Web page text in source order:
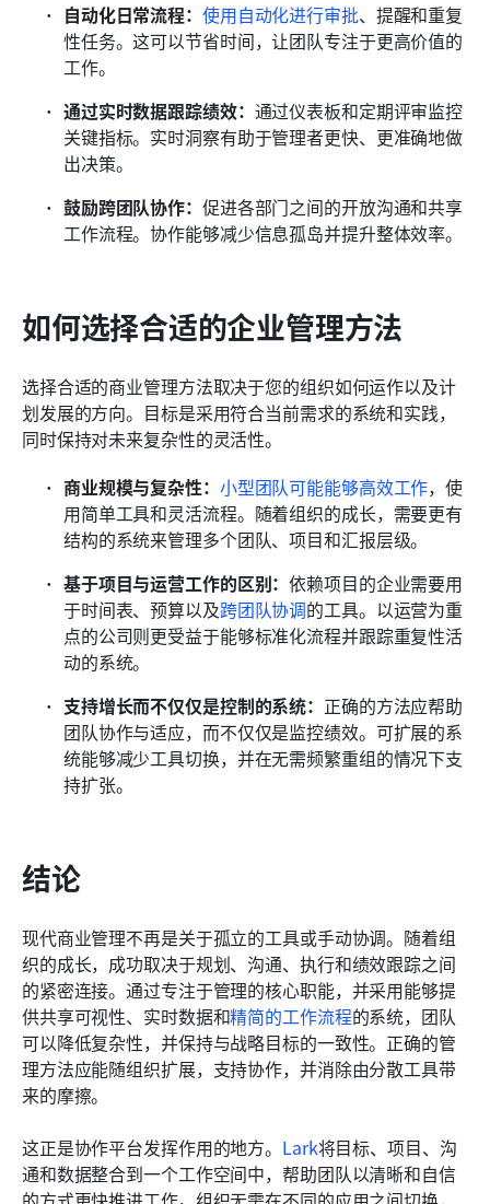
自动化日常流程： 使用自动化进行审批、提醒和重复
性任务。这可以节省时间，让团队专注于更高价值的
工作。
通过实时数据跟踪绩效： 通过仪表板和定期评审监控
关键指标。实时洞察有助于管理者更快、更准确地做
出决策。
鼓励跨团队协作： 促进各部门之间的开放沟通和共享
工作流程。协作能够减少信息孤岛并提升整体效率。
如何选择合适的企业管理方法
选择合适的商业管理方法取决于您的组织如何运作以及计
划发展的方向。目标是采用符合当前需求的系统和实践，
同时保持对未来复杂性的灵活性。
商业规模与复杂性： 小型团队可能能够高效工作，使
用简单工具和灵活流程。随着组织的成长，需要更有
结构的系统来管理多个团队、项目和汇报层级。
基于项目与运营工作的区别：依赖项目的企业需要用
于时间表、预算以及跨团队协调的工具。以运营为重
点的公司则更受益于能够标准化流程并跟踪重复性活
动的系统。
支持增长而不仅仅是控制的系统： 正确的方法应帮助
团队协作与适应，而不仅仅是监控绩效。可扩展的系
统能够减少工具切换，并在无需频繁重组的情况下支
持扩张。
结论
现代商业管理不再是关于孤立的工具或手动协调。随着组
织的成长，成功取决于规划、沟通、执行和绩效跟踪之间
的紧密连接。通过专注于管理的核心职能，并采用能够提
供共享可视性、实时数据和精简的工作流程的系统，团队
可以降低复杂性，并保持与战略目标的一致性。正确的管
理方法应能随组织扩展，支持协作，并消除由分散工具带
来的摩擦。
这正是协作平台发挥作用的地方。 Lark将目标、项目、沟
通和数据整合到一个工作空间中，帮助团队以清晰和自信